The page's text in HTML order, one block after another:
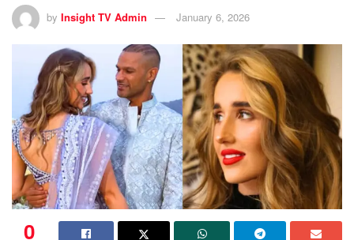
by Insight TV Admin January 6, 2026
0